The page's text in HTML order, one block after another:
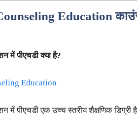
Education
में पीएचडी क्या है?
Education
में पीएचडी एक उच्च स्तरीय शैक्षणिक डिग्री